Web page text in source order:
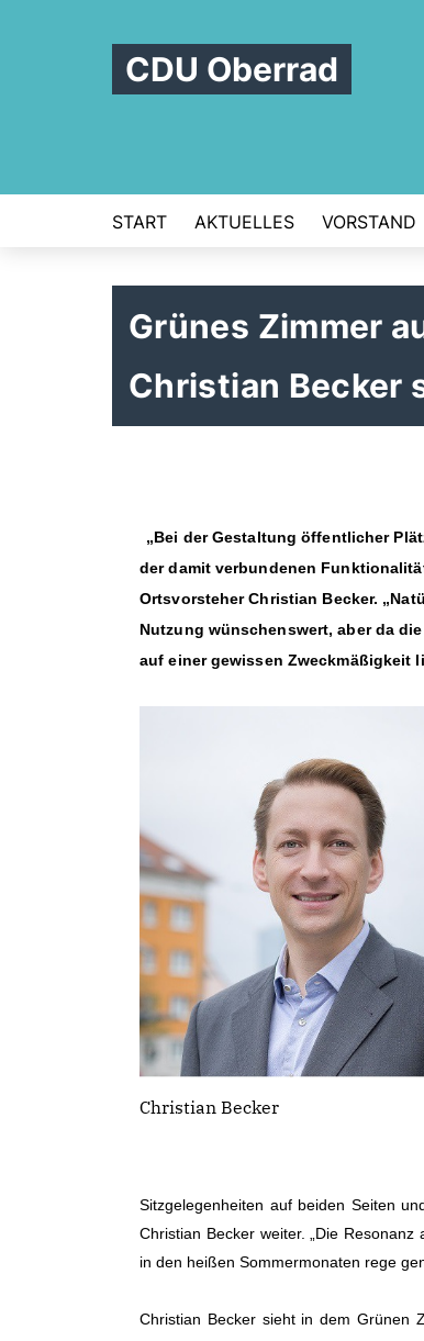
CDU Oberrad
START AKTUELLES VORSTAND
Grünes Zimmer
Christian Becker
Bei der Gestaltung öffentlicher
der damit verbundenen
Ortsvorsteher Christian Becker.
Nutzung wünschenswert, aber da
auf einer gewissen Zweckmäßigkeit
Christian Becker
Sitzgelegenheiten auf beiden Seiten
Christian Becker weiter. „Die
in den heißen Sommermonaten rege
Christian Becker sieht in dem Grünen